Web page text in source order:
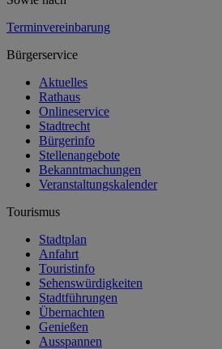
Terminvereinbarung
Bürgerservice
Aktuelles
Rathaus
Onlineservice
Stadtrecht
Bürgerinfo
Stellenangebote
Bekanntmachungen
Veranstaltungskalender
Tourismus
Stadtplan
Anfahrt
Touristinfo
Sehenswürdigkeiten
Stadtführungen
Übernachten
Genießen
Ausspannen